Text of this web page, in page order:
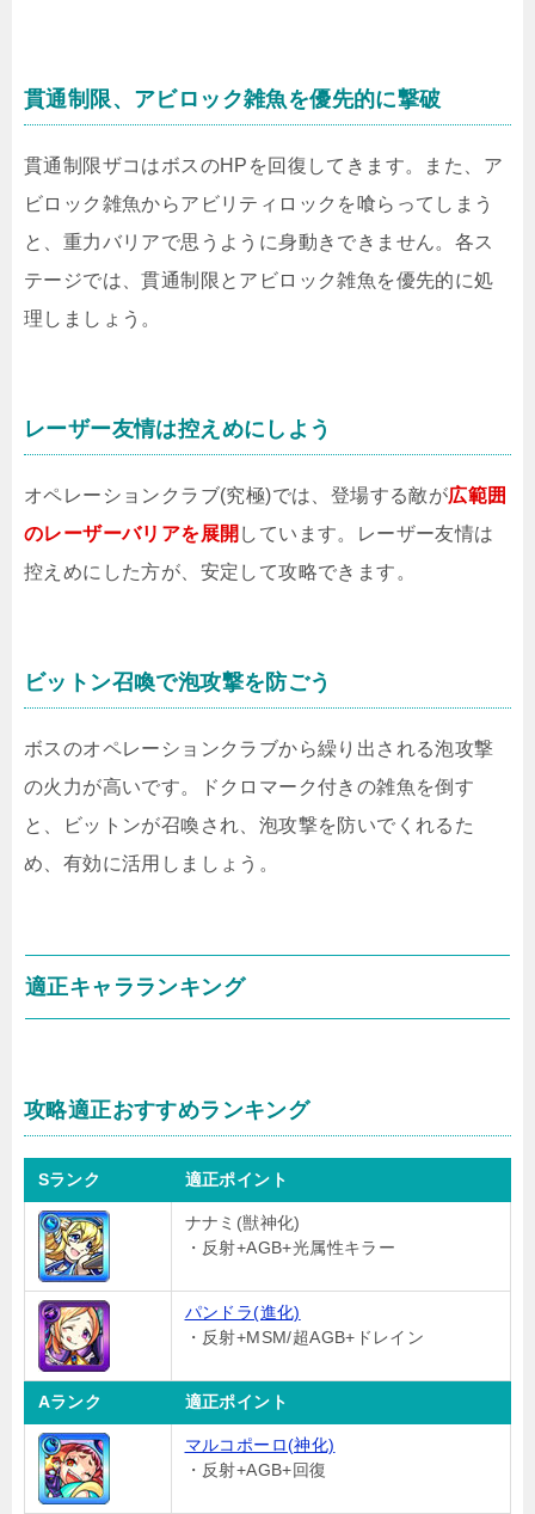
貫通制限、アビロック雑魚を優先的に撃破
貫通制限ザコはボスのHPを回復してきます。また、ア
ビロック雑魚からアビリティロックを喰らってしまう
と、重力バリアで思うように身動きできません。各ス
テージでは、貫通制限とアビロック雑魚を優先的に処
理しましょう。
レーザー友情は控えめにしよう
オペレーションクラブ(究極)では、登場する敵が広範囲
のレーザーバリアを展開 しています。レーザー友情は
控えめにした方が、安定して攻略できます。
ビットン召喚で泡攻撃を防ごう
ボスのオペレーションクラブから繰り出される泡攻撃
の火力が高いです。ドクロマーク付きの雑魚を倒す
と、ビットンが召喚され、泡攻撃を防いでくれるた
め、有効に活用しましょう。
適正キャラランキング
攻略適正おすすめランキング
Sランク 適正ポイント
ナナミ(獣神化)
・反射+AGB+光属性キラー
パンドラ(進化)
・反射+MSM/超AGB+ドレイン
Aランク 適正ポイント
マルコポーロ(神化)
・反射+AGB+回復